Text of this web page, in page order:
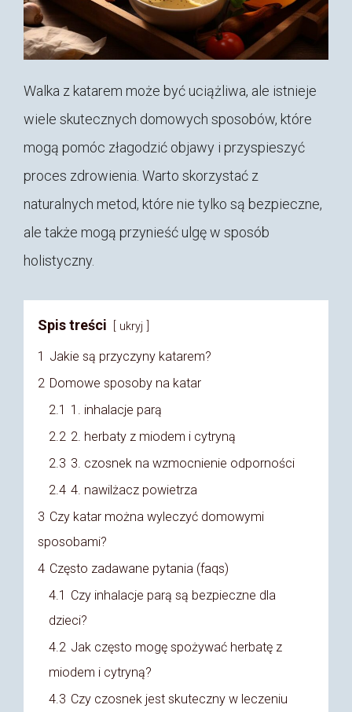
Walka z katarem może być uciążliwa, ale istnieje
wiele skutecznych domowych sposobów, które
mogą pomóc złagodzić objawy i przyspieszyć
proces zdrowienia. Warto skorzystać z
naturalnych metod, które nie tylko są bezpieczne,
ale także mogą przynieść ulgę w sposób
holistyczny.
Spis treści ukryj
1 Jakie są przyczyny katarem?
2 Domowe sposoby na katar
2.1 1. inhalacje parą
2.2 2. herbaty z miodem i cytryną
2.3 3. czosnek na wzmocnienie odporności
2.4 4. nawilżacz powietrza
3 Czy katar można wyleczyć domowymi
sposobami?
4 Często zadawane pytania (faqs)
4.1 Czy inhalacje parą są bezpieczne dla
dzieci?
4.2 Jak często mogę spożywać herbatę z
miodem i cytryną?
4.3 Czy czosnek jest skuteczny w leczeniu